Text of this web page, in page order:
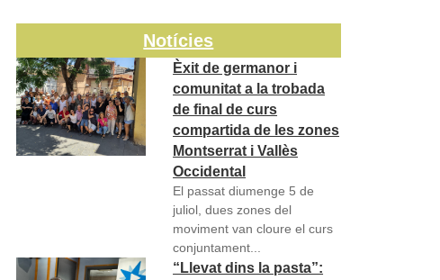
Notícies
Èxit de germanor i
comunitat a la trobada
de final de curs
compartida de les zones
Montserrat i Vallès
Occidental
El passat diumenge 5 de
juliol, dues zones del
moviment van cloure el curs
conjuntament...
“Llevat dins la pasta”: